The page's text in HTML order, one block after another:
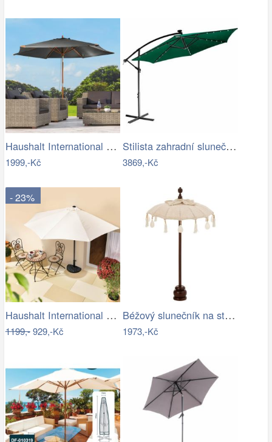
Haushalt International Dřevěný…
1999,-Kč
Stilista zahradní slunečník 350 cm…
3869,-Kč
- 23%
Haushalt International Slunečník…
1199,-929,-Kč
Béžový slunečník na stůl s třásněmi a…
1973,-Kč